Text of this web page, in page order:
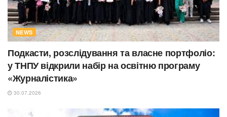
NEWS
Подкасти, розслідування та власне портфоліо:
у ТНПУ відкрили набір на освітню програму
«Журналістика»
30.07.2026